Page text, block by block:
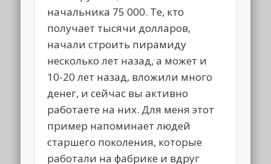
начальника 75 000. Те, кто
получает тысячи долларов,
начали строить пирамиду
несколько лет назад, а может и
10-20 лет назад, вложили много
денег, и сейчас вы активно
работаете на них. Для меня этот
пример напоминает людей
старшего поколения, которые
работали на фабрике и вдруг